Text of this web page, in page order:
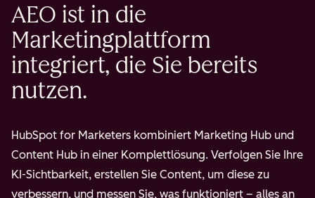
AEO ist in die
Marketingplattform
integriert, die Sie bereits
nutzen.
HubSpot for Marketers kombiniert Marketing Hub und
Content Hub in einer Komplettlösung. Verfolgen Sie Ihre
KI-Sichtbarkeit, erstellen Sie Content, um diese zu
verbessern, und messen Sie, was funktioniert – alles an